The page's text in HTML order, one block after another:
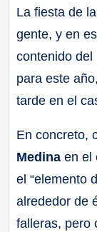
La fiesta de
gente, y en
contenido del
para este
tarde en el
En concreto,
Medina en el
el “elemento
alrededor de
falleras, pero